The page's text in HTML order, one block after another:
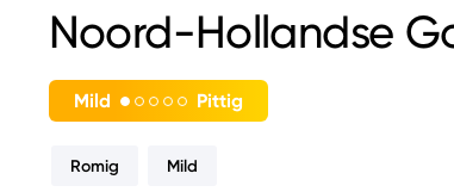
Noord-Hollandse
Mild Pittig
Romig Mild